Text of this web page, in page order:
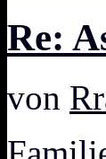
Re:
von